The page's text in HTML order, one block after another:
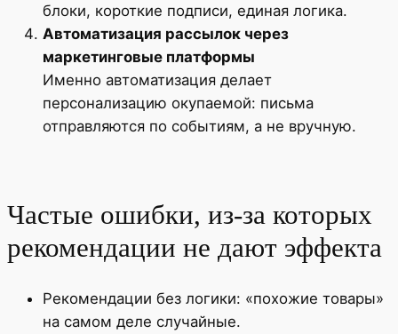
блоки, короткие подписи, единая логика.
Автоматизация рассылок через
маркетинговые платформы
Именно автоматизация делает
персонализацию окупаемой: письма
отправляются по событиям, а не вручную.
Частые ошибки, из-за которых
рекомендации не дают эффекта
Рекомендации без логики: «похожие товары»
на самом деле случайные.